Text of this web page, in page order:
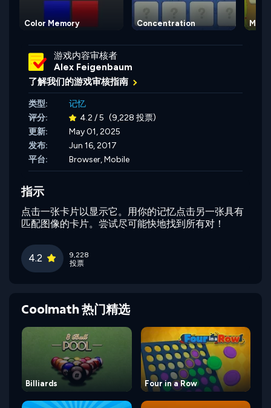
Color Memory Concentration
游戏内容审核者
Alex Feigenbaum
了解我们的游戏审核指南
类型:
记忆
评分:
4.2 / 5 (9,228 投票)
更新:
May 01, 2025
发布:
Jun 16, 2017
平台:
Browser, Mobile
指示
点击一张卡片以显示它。用你的记忆点击另一张具有
匹配图像的卡片。尝试尽可能快地找到所有对！
4.2
9,228
投票
Coolmath 热门精选
Billiards Four in a Row